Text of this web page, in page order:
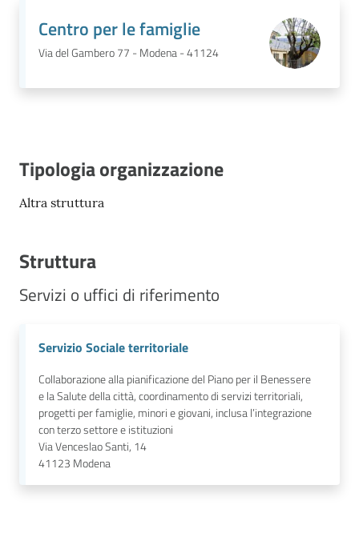
Centro per le famiglie
Via del Gambero 77 - Modena - 41124
Tipologia organizzazione
Altra struttura
Struttura
Servizi o uffici di riferimento
Servizio Sociale territoriale
Collaborazione alla pianificazione del Piano per il Benessere
e la Salute della città, coordinamento di servizi territoriali,
progetti per famiglie, minori e giovani, inclusa l’integrazione
con terzo settore e istituzioni
Via Venceslao Santi, 14
41123 Modena